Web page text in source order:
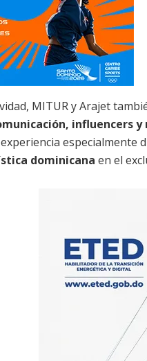
MITUR y Arajet
influencers
especialmente
dominicana en el